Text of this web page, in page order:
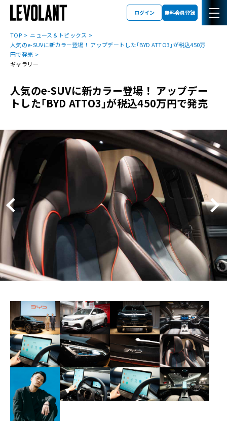
ログイン 無料会員登録
TOP
ニュース＆トピックス
人気のe-SUVに新カラー登場！ アップデートした｢BYD ATTO3｣が税込450万
円で発売
ギャラリー
人気のe-SUVに新カラー登場！ アップデー
トした｢BYD ATTO3｣が税込450万円で発売